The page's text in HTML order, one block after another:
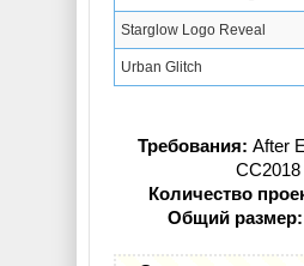
Starglow Logo Reveal
Urban Glitch
Требования: After
СС2018
Количество
Общий размер: